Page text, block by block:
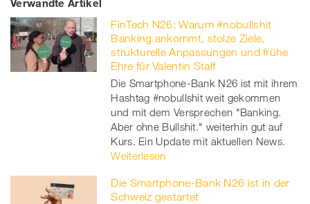
on
Facebook
on
twitt
er
linkedinXing
Verwandte Artikel
FinTech N26: Warum #nobullshit
Banking ankommt, stolze Ziele,
strukturelle Anpassungen und frühe
Ehre für Valentin Stalf
Die Smartphone-Bank N26 ist mit ihrem
Hashtag #nobullshit weit gekommen
und mit dem Versprechen "Banking.
Aber ohne Bullshit." weiterhin gut auf
Kurs. Ein Update mit aktuellen News.
Weiterlesen
Die Smartphone-Bank N26 ist in der
Schweiz gestartet